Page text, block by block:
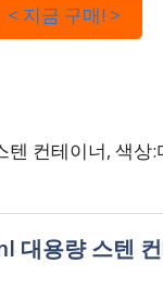
< 지금 구매! >
컨테이너, 색상:
대용량 스텐